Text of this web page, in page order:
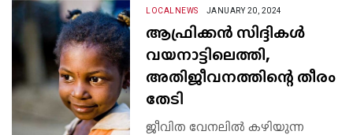
LOCALNEWS JANUARY 20, 2024
ആഫ്രിക്കൻ സിദ്ദികൾ
വയനാട്ടിലെത്തി,
അതിജീവനത്തിന്റെ തീരം
തേടി
ജീവിത വേനലിൽ കഴിയുന്ന